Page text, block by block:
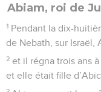
Abiam, roi de
1 Pendant la dix-
de Nebath, sur Israël,
2 et il régna trois ans à
et elle était fille